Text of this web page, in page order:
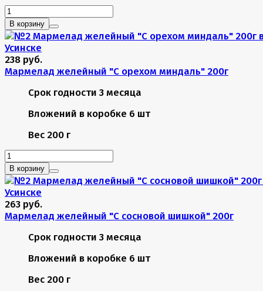
В корзину
238 руб.
Мармелад желейный "С орехом миндаль" 200г
Срок годности 3 месяца
Вложений в коробке 6 шт
Вес 200 г
В корзину
263 руб.
Мармелад желейный "С сосновой шишкой" 200г
Срок годности 3 месяца
Вложений в коробке 6 шт
Вес 200 г